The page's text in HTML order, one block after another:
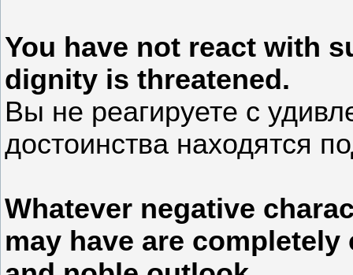
You have not react with
dignity is threatened.
Вы не реагируете с
достоинства находятся
Whatever negative
may have are